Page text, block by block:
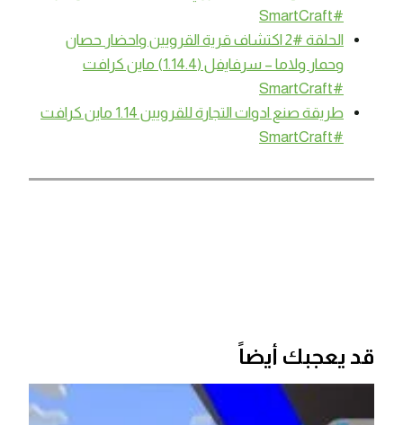
#SmartCraft
الحلقة #2 اكتشاف قرية القرويين واحضار حصان
وحمار ولاما – سرفايفل (1.14.4) ماين كرافت
#SmartCraft
طريقة صنع ادوات التجارة للقرويين 1.14 ماين كرافت
#SmartCraft
قد يعجبك أيضاً